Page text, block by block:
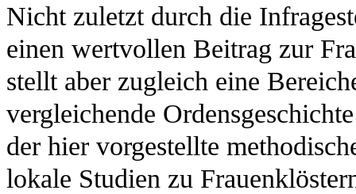
Nicht zuletzt durch die
einen wertvollen Beitrag zur
stellt aber zugleich eine
vergleichende
der hier vorgestellte
lokale Studien zu